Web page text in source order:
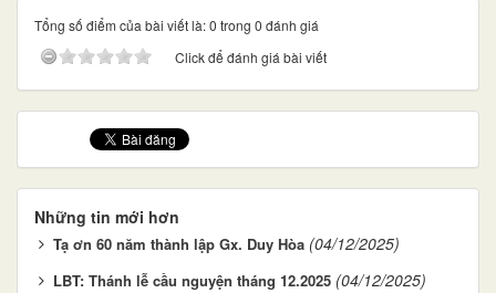
Tổng số điểm của bài viết là: 0 trong 0 đánh giá
Click để đánh giá bài viết
Những tin mới hơn
Tạ ơn 60 năm thành lập Gx. Duy Hòa (04/12/2025)
LBT: Thánh lễ cầu nguyện tháng 12.2025 (04/12/2025)